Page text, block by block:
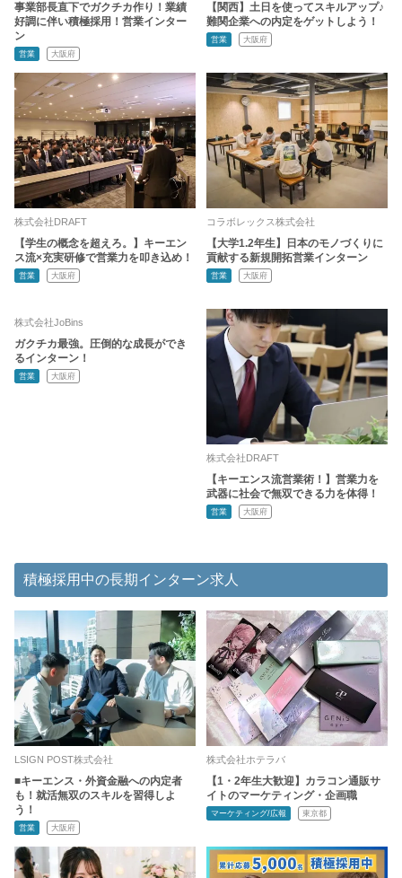
事業部長直下でガクチカ作り！業績
好調に伴い積極採用！営業インター
ン
営業 大阪府
【関西】土日を使ってスキルアップ♪
難関企業への内定をゲットしよう！
営業 大阪府
株式会社DRAFT
【学生の概念を超えろ。】キーエン
ス流×充実研修で営業力を叩き込め！
営業 大阪府
コラボレックス株式会社
【大学1.2年生】日本のモノづくりに
貢献する新規開拓営業インターン
営業 大阪府
株式会社JoBins
ガクチカ最強。圧倒的な成長ができ
るインターン！
営業 大阪府
株式会社DRAFT
【キーエンス流営業術！】営業力を
武器に社会で無双できる力を体得！
営業 大阪府
積極採用中の長期インターン求人
LSIGN POST株式会社
■キーエンス・外資金融への内定者
も！就活無双のスキルを習得しよ
う！
営業 大阪府
株式会社ホテラバ
【1・2年生大歓迎】カラコン通販サ
イトのマーケティング・企画職
マーケティング/広報 東京都